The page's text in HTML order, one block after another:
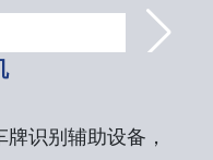
识别辅助设备，